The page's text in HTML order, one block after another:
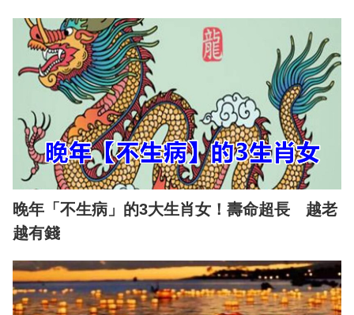
晚年「不生病」的3大生肖女！壽命超長 越老
越有錢